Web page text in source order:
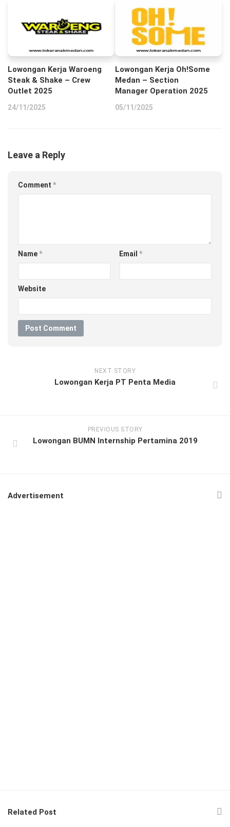
Lowongan Kerja Waroeng
Steak & Shake – Crew
Outlet 2025
24/11/2025
Lowongan Kerja Oh!Some
Medan – Section
Manager Operation 2025
05/11/2025
Leave a Reply
Comment *
Name* Email *
Website
NEXT STORY
Lowongan Kerja PT Penta Media
PREVIOUS STORY
Lowongan BUMN Internship Pertamina 2019
Advertisement
Related Post